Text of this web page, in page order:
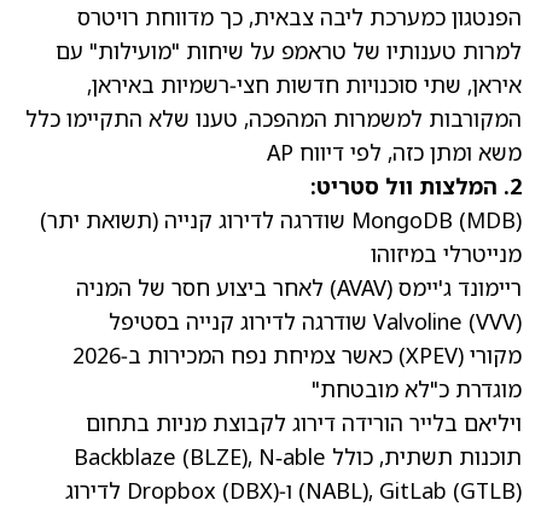
הפנטגון כמערכת ליבה צבאית, כך מדווחת רויטרס
למרות טענותיו של טראמפ על שיחות "מועילות" עם
איראן, שתי סוכנויות חדשות חצי‑רשמיות באיראן,
המקורבות למשמרות המהפכה, טענו שלא התקיימו כלל
משא ומתן כזה, לפי דיווח AP
2. המלצות וול סטריט:
MongoDB (MDB) שודרגה לדירוג קנייה (תשואת יתר)
מנייטרלי במיזוהו
ריימונד ג'יימס (AVAV)
לאחר ביצוע חסר של המניה
Valvoline (VVV) שודרגה לדירוג קנייה בסטיפל
מקורי (XPEV)
כאשר צמיחת נפח המכירות ב‑2026
מוגדרת כ"לא מובטחת"
ויליאם בלייר הורידה דירוג לקבוצת מניות בתחום
תוכנות תשתית, כולל Backblaze
(BLZE), N‑able
(NABL), GitLab (GTLB) ו‑Dropbox (DBX
) לדירוג